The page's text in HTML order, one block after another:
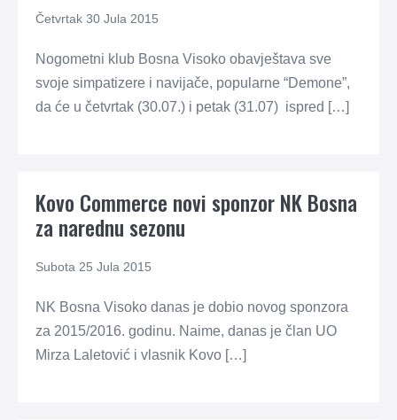
Četvrtak 30 Jula 2015
Nogometni klub Bosna Visoko obavještava sve
svoje simpatizere i navijače, popularne “Demone”,
da će u četvrtak (30.07.) i petak (31.07) ispred […]
Kovo Commerce novi sponzor NK Bosna
za narednu sezonu
Subota 25 Jula 2015
NK Bosna Visoko danas je dobio novog sponzora
za 2015/2016. godinu. Naime, danas je član UO
Mirza Laletović i vlasnik Kovo […]